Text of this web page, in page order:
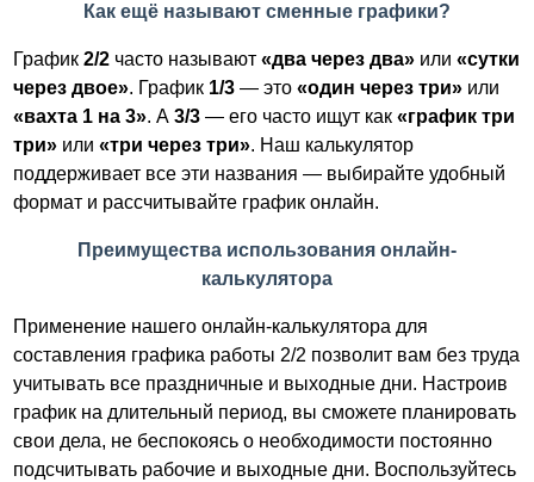
Как ещё называют сменные графики?
График2/2 часто называют«два через два» или«сутки
через двое». График 1/3 — это«один через три» или
«вахта 1 на 3». А3/3 — его часто ищут как«график три
три» или«три через три». Наш калькулятор
поддерживает все эти названия — выбирайте удобный
формат и рассчитывайте график онлайн.
Преимущества использования онлайн-
калькулятора
Применение нашего онлайн-калькулятора для
составления графика работы 2/2 позволит вам без труда
учитывать все праздничные и выходные дни. Настроив
график на длительный период, вы сможете планировать
свои дела, не беспокоясь о необходимости постоянно
подсчитывать рабочие и выходные дни. Воспользуйтесь